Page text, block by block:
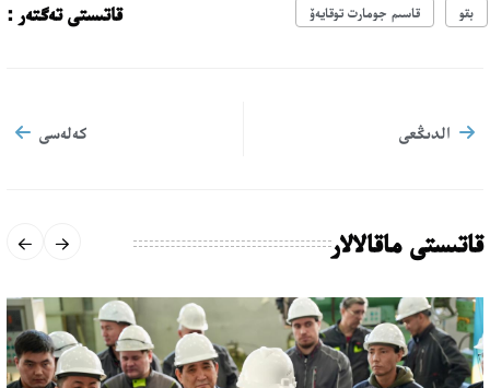
قاتىستى تەگتەر : بقو قاسىم جومارت توقايەۆ
الدىڭعى كەلەسى
قاتىستى ماقالالار